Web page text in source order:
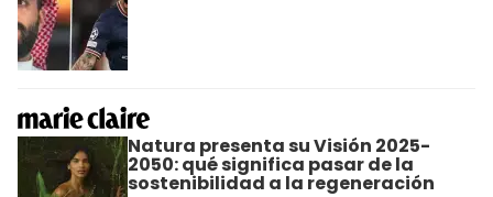
Natura presenta su Visión 2025-
2050: qué significa pasar de la
sostenibilidad a la regeneración